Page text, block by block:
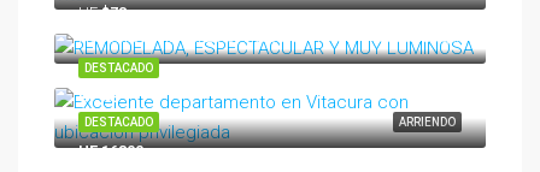
DESTACADO
UF$78
Nazca, Jardín del Este, Vitacura, Provincia de Santiago, Región Metropolitana de Santiago, 7640639, Chile
ARRIENDO
DESTACADO
UF 48
UF 16800